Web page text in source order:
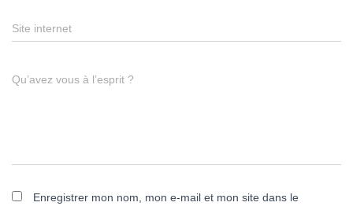
Site internet
Qu’avez vous à l’esprit ?
Enregistrer mon nom, mon e-mail et mon site dans le